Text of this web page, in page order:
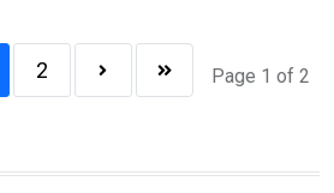
Page 1 of 2
2